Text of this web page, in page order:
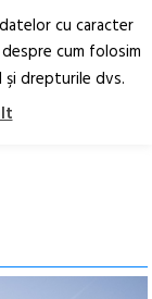
RO EN
cu caracter
cum folosim
şi drepturile dvs.